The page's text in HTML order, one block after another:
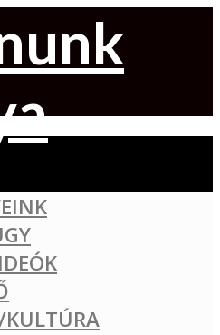
KULTÚRA